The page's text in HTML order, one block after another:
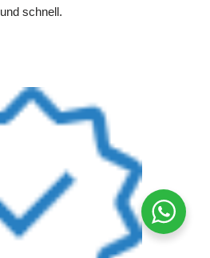
und schnell.